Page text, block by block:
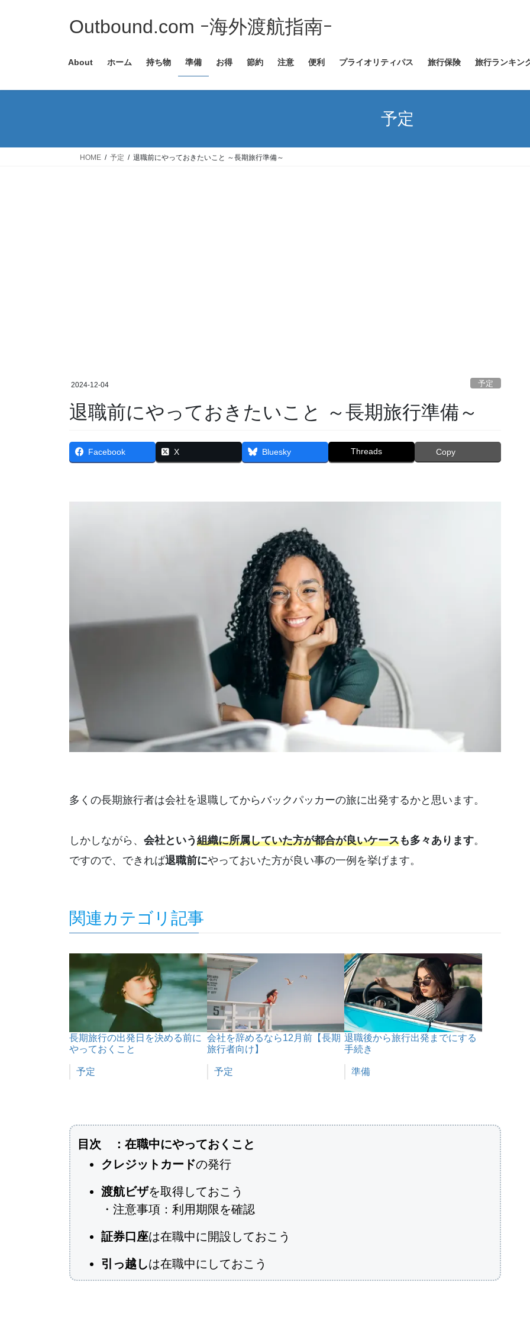
ス
ン
Outbound.com ｰ海外渡航指南ｰ
About ホーム 持ち物 準備 お得 節約 注意 便利 プライオリティパス 旅行保険 旅行ランキン
予定
HOME 予定 退職前にやっておきたいこと ～長期旅行準備～
2024-12-04 予定
退職前にやっておきたいこと ～長期旅行準備～
Facebook X Bluesky Threads Copy
多くの長期旅行者は会社を退職してからバックパッカーの旅に出発するかと思います。
しかしながら、 会社という 組織に所属していた方が都合が良いケースも多々あります。
ですので、できれば退職前にやっておいた方が良い事の一例を挙げます。
関連カテゴリ記事
長期旅行の出発日を決める前に
やっておくこと
関連理由
予定
会社を辞めるなら12月前【長期
旅行者向け】
関連理由
予定
退職後から旅行出発までにする
手続き
関連理由
準備
目次 ：在職中にやっておくこと
クレジットカードの発行
渡航ビザを取得しておこう
・注意事項：利用期限を確認
証券口座は在職中に開設しておこう
引っ越しは在職中にしておこう